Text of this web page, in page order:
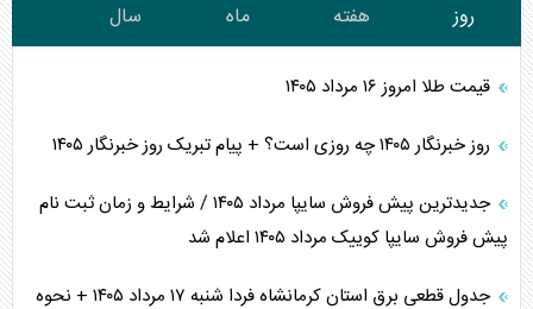
روز هفته ماه سال
قیمت طلا امروز ۱۶ مرداد ۱۴۰۵
روز خبرنگار ۱۴۰۵ چه روزی است؟ + پیام تبریک روز خبرنگار ۱۴۰۵
جدیدترین پیش فروش سایپا مرداد ۱۴۰۵ / شرایط و زمان ثبت نام
پیش فروش سایپا کوییک مرداد ۱۴۰۵ اعلام شد
جدول قطعی برق استان کرمانشاه فردا شنبه ۱۷ مرداد ۱۴۰۵ + نحوه